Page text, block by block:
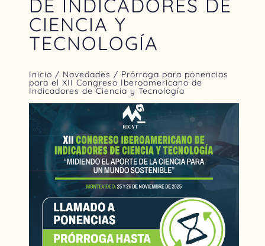
DE INDICADORES DE
CIENCIA Y
TECNOLOGÍA
Inicio / Novedades / Prórroga para ponencias
para el XII Congreso Iberoamericano de
Indicadores de Ciencia y Tecnología